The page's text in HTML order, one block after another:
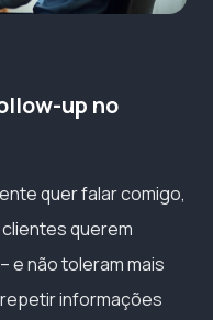
up no
quer falar comigo,
clientes querem
e não toleram mais
informações